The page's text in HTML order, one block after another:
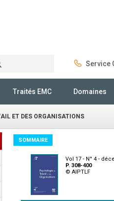
Service
Traités EMC Domaines
ET DES ORGANISATIONS
SOMMAIRE
Vol 17 - N° 4 -
P. 308-400
© AIPTLF